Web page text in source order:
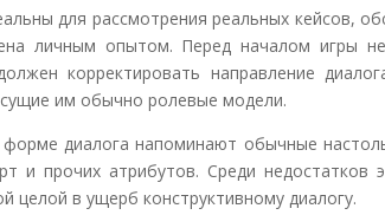
для рассмотрения реальных кейсов,
личным опытом. Перед началом игры
корректировать направление
им обычно ролевые модели.
диалога напоминают обычные
и прочих атрибутов. Среди
целой в ущерб конструктивному диалогу.